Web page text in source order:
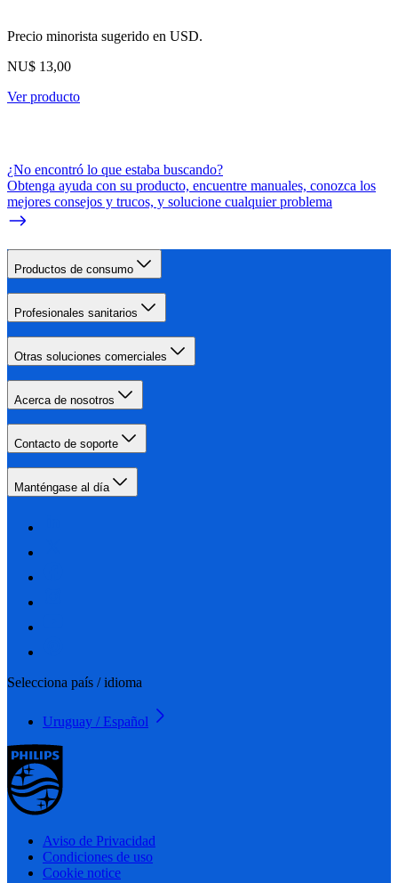
Precio minorista sugerido en USD.
NU$ 13,00
Ver producto
¿No encontró lo que estaba buscando?
Obtenga ayuda con su producto, encuentre manuales, conozca los
mejores consejos y trucos, y solucione cualquier problema
Productos de consumo
Profesionales sanitarios
Otras soluciones comerciales
Acerca de nosotros
Contacto de soporte
Manténgase al día
Selecciona país / idioma
Uruguay / Español
Aviso de Privacidad
Condiciones de uso
Cookie notice